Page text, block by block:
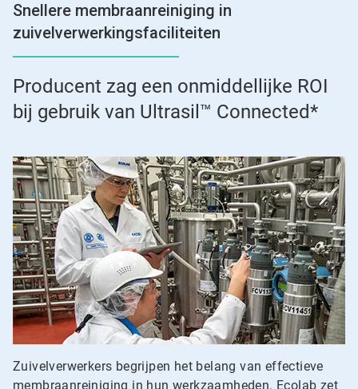
Snellere membraanreiniging in
zuivelverwerkingsfaciliteiten
Producent zag een onmiddellijke ROI
bij gebruik van Ultrasil™ Connected*
Zuivelverwerkers begrijpen het belang van effectieve
membraanreiniging in hun werkzaamheden. Ecolab zet